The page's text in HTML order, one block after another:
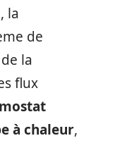
la
de
la
flux
à chaleur,